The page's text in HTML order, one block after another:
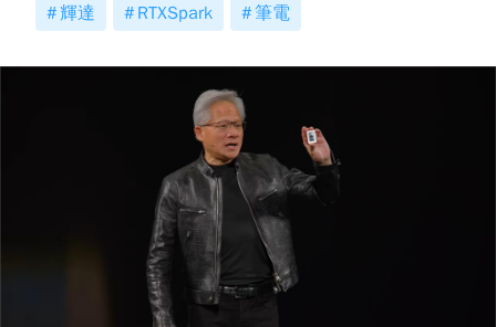
輝達 RTXSpark 筆電